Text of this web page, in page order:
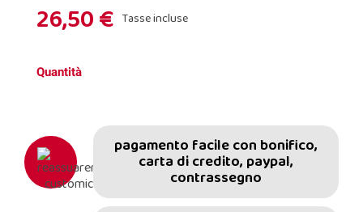
26,50 € Tasse incluse
Quantità
pagamento facile con bonifico,
carta di credito, paypal,
contrassegno